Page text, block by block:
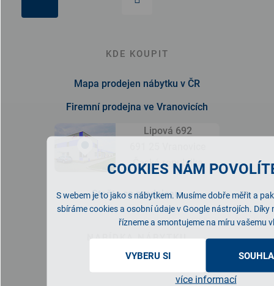
COOKIES NÁM
S webem je to jako s nábytkem. Musíme dobře měřit a
sbíráme cookies a osobní údaje v Google nástrojích. Díky
řízneme a smontujeme na míru vašemu
VYBERU SI
více informací
KDE KOUPIT
Mapa prodejen nábytku v ČR
Firemní prodejna ve Vranovicích
Lipová 692
Česká republika
Staňte se prodejcem
NABÍDKA NÁBYTKU